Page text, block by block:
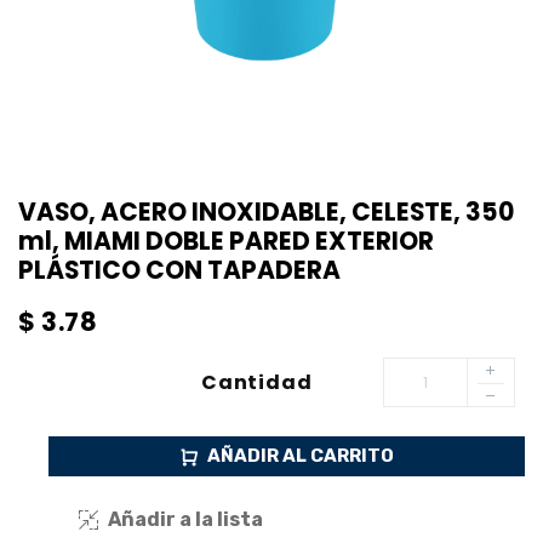
VASO, ACERO INOXIDABLE, CELESTE, 350
ml, MIAMI DOBLE PARED EXTERIOR
PLÁSTICO CON TAPADERA
$ 3.78
Cantidad
AÑADIR AL CARRITO
Añadir a la lista